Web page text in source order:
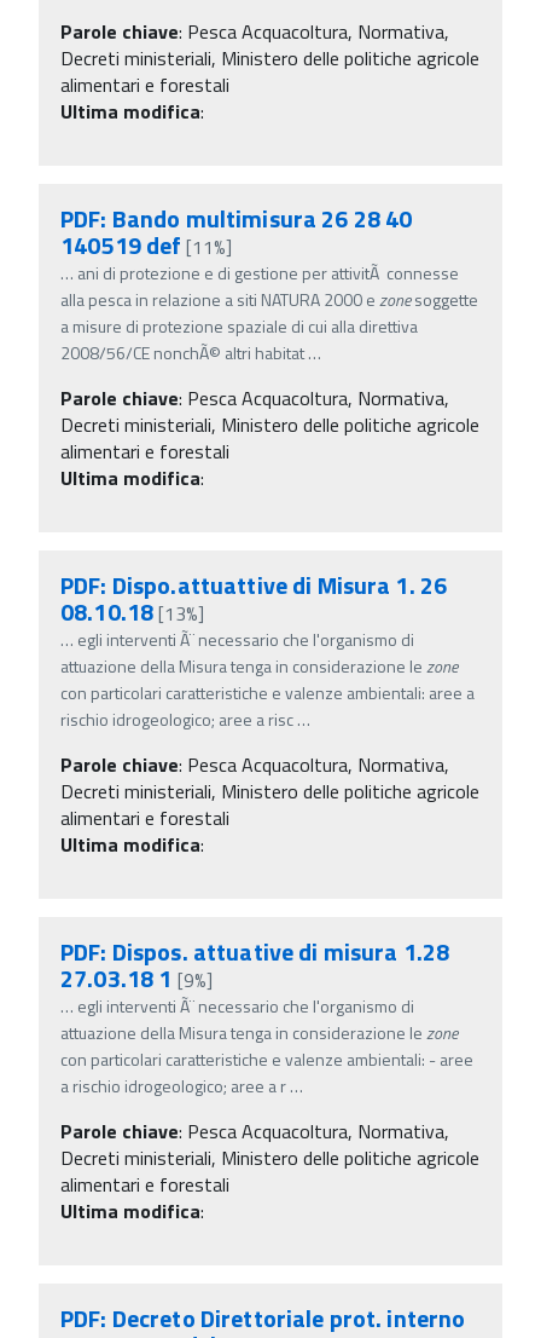
Parole chiave: Pesca Acquacoltura, Normativa,
Decreti ministeriali, Ministero delle politiche agricole
alimentari e forestali
Ultima modifica:
PDF: Bando multimisura 26 28 40
140519 def [11%]
… ani di protezione e di gestione per attivitÃ connesse
alla pesca in relazione a siti NATURA 2000 ezonesoggette
a misure di protezione spaziale di cui alla direttiva
2008/56/CE nonchÃ© altri habitat…
Parole chiave: Pesca Acquacoltura, Normativa,
Decreti ministeriali, Ministero delle politiche agricole
alimentari e forestali
Ultima modifica:
PDF: Dispo.attuattive di Misura 1. 26
08.10.18[13%]
… egli interventi Ã¨ necessario che l'organismo di
attuazione della Misura tenga in considerazione lezone
con particolari caratteristiche e valenze ambientali: aree a
rischio idrogeologico; aree a risc…
Parole chiave: Pesca Acquacoltura, Normativa,
Decreti ministeriali, Ministero delle politiche agricole
alimentari e forestali
Ultima modifica:
PDF: Dispos. attuative di misura 1.28
27.03.18 1 [9%]
… egli interventi Ã¨ necessario che l'organismo di
attuazione della Misura tenga in considerazione lezone
con particolari caratteristiche e valenze ambientali: - aree
a rischio idrogeologico; aree a r…
Parole chiave: Pesca Acquacoltura, Normativa,
Decreti ministeriali, Ministero delle politiche agricole
alimentari e forestali
Ultima modifica:
PDF: Decreto Direttoriale prot. interno